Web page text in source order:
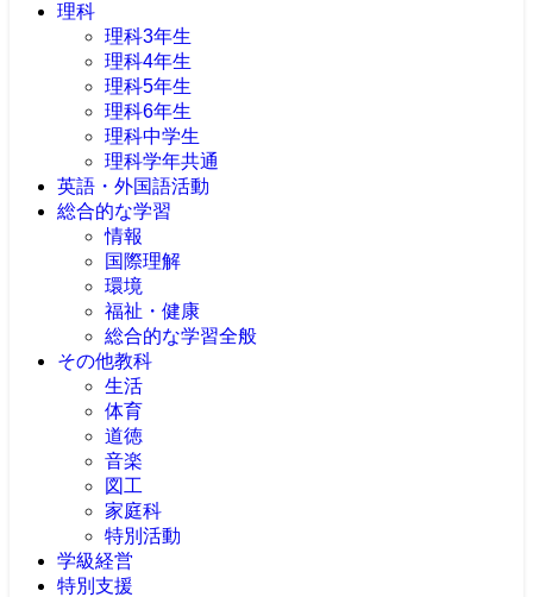
理科
理科3年生
理科4年生
理科5年生
理科6年生
理科中学生
理科学年共通
英語・外国語活動
総合的な学習
情報
国際理解
環境
福祉・健康
総合的な学習全般
その他教科
生活
体育
道徳
音楽
図工
家庭科
特別活動
学級経営
特別支援